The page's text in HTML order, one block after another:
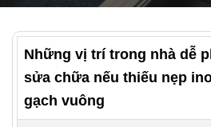
Những vị trí trong nhà dễ
sửa chữa nếu thiếu nẹp
gạch vuông